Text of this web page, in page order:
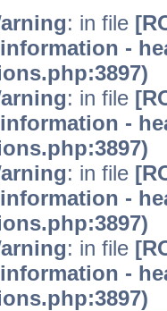
: in file
-
: in file
-
: in file
-
: in file
-